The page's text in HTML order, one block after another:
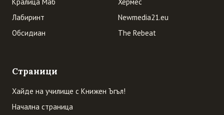
Кралица Маб
Лабиринт
Обсидиан
Хермес
Newmedia21.eu
The Rebeat
Страници
Хайде на училище с Книжен Ъгъл!
Начална страница